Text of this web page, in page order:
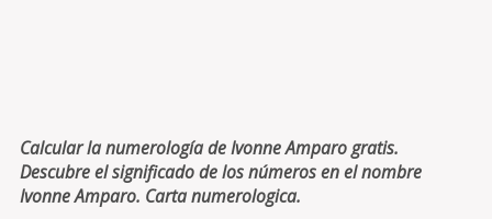
Calcular la numerología de Ivonne Amparo gratis.
Descubre el significado de los números en el nombre
Ivonne Amparo. Carta numerologica.